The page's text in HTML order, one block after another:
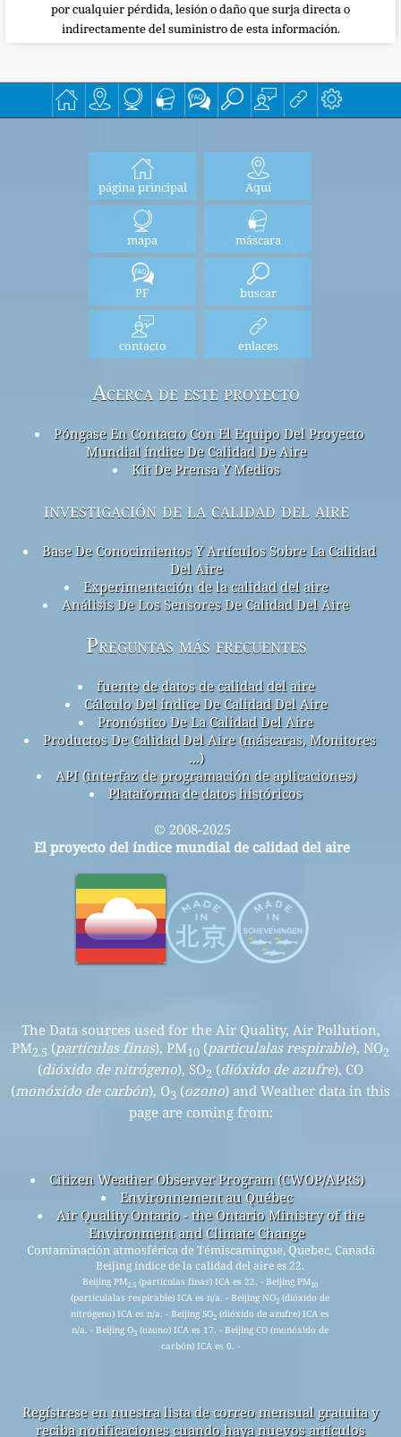
por cualquier pérdida, lesión o daño que surja directa o
indirectamente del suministro de esta información.
página principal Aquí
mapa máscara
PF buscar
contacto enlaces
Acerca de este proyecto
Póngase En Contacto Con El Equipo Del Proyecto
Mundial índice De Calidad De Aire
Kit De Prensa Y Medios
investigación de la calidad del aire
Base De Conocimientos Y Artículos Sobre La Calidad
Del Aire
Experimentación de la calidad del aire
Análisis De Los Sensores De Calidad Del Aire
Preguntas más frecuentes
fuente de datos de calidad del aire
Cálculo Del índice De Calidad Del Aire
Pronóstico De La Calidad Del Aire
Productos De Calidad Del Aire (máscaras, Monitores
...)
API (interfaz de programación de aplicaciones)
Plataforma de datos históricos
© 2008-2025
El proyecto del índice mundial de calidad del aire
The Data sources used for the Air Quality, Air Pollution,
PM2.5 (partículas finas), PM10 (particulalas respirable), NO2
(dióxido de nitrógeno), SO2 (dióxido de azufre), CO
(monóxido de carbón), O3 (ozono) and Weather data in this
page are coming from:
Citizen Weather Observer Program (CWOP/APRS)
Environnement au Québec
Air Quality Ontario - the Ontario Ministry of the
Environment and Climate Change
Contaminación atmosférica de Témiscamingue, Quebec, Canadá
Beijing índice de la calidad del aire es 22.
Beijing PM2.5 (partículas finas) ICA es 22. - Beijing PM10
(particulalas respirable) ICA es n/a. - Beijing NO2 (dióxido de
nitrógeno) ICA es n/a. - Beijing SO2 (dióxido de azufre) ICA es
n/a. - Beijing O3 (ozono) ICA es 17. - Beijing CO (monóxido de
carbón) ICA es 0. -
Regístrese en nuestra lista de correo mensual gratuita y
reciba notificaciones cuando haya nuevos artículos